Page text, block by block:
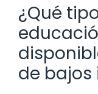
¿Qué
de bajos